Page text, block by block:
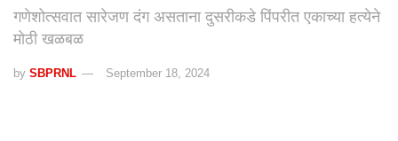
गणेशोत्सवात सारेजण दंग असताना दुसरीकडे पिंपरीत एकाच्या हत्येने
मोठी खळबळ
by SBPRNL September 18, 2024